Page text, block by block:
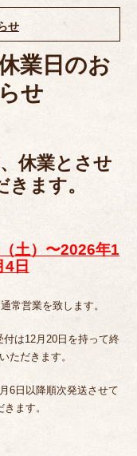
せ
業日のお
せ
休業とさせ
ます。
土）〜2026年1
4日
常営業を致します。
は12月20日を持って終
ただきます。
6日以降順次発送させて
きます。